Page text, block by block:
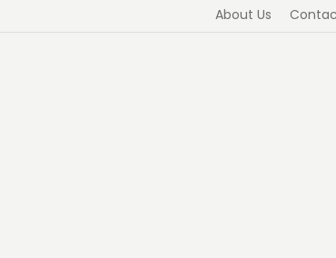
About Us